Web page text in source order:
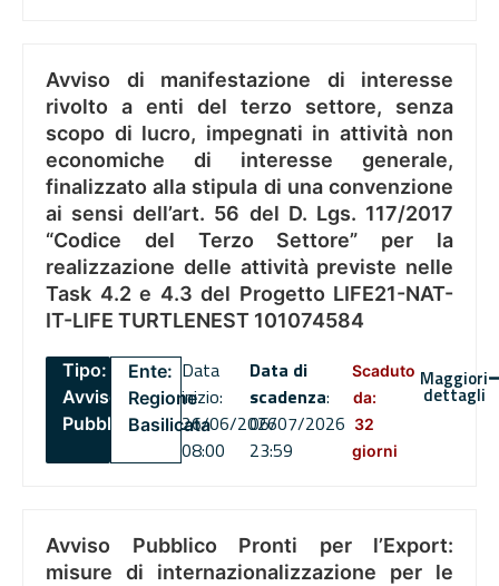
Avviso di manifestazione di interesse
rivolto a enti del terzo settore, senza
scopo di lucro, impegnati in attività non
economiche di interesse generale,
finalizzato alla stipula di una convenzione
ai sensi dell’art. 56 del D. Lgs. 117/2017
“Codice del Terzo Settore” per la
realizzazione delle attività previste nelle
Task 4.2 e 4.3 del Progetto LIFE21-NAT-
IT-LIFE TURTLENEST 101074584
Tipo:
Avviso
Pubblico
Ente:
Regione
Basilicata
Data
inizio:
26/06/2026
08:00
Data di
scadenza:
06/07/2026
23:59
Scaduto
da:
32
giorni
Maggiori
dettagli
Avviso Pubblico Pronti per l’Export:
misure di internazionalizzazione per le